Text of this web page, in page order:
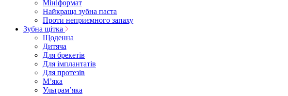
Мініформат
Найкраща зубна паста
Проти неприємного запаху
Зубна щітка
Щоденна
Дитяча
Для брекетів
Для імплантатів
Для протезів
Мʼяка
Ультрамʼяка